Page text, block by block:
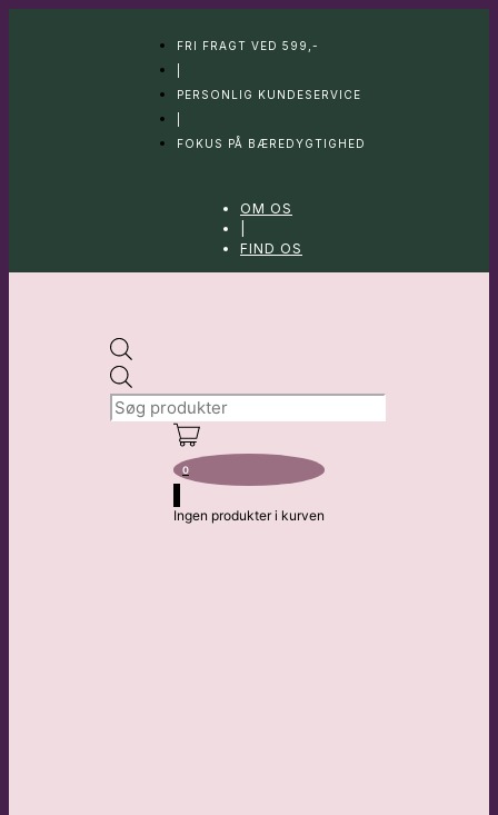
FRI FRAGT VED 599,-
PERSONLIG KUNDESERVICE
FOKUS PÅ BÆREDYGTIGHED
OM OS
FIND OS
search
0
Ingen produkter i kurven